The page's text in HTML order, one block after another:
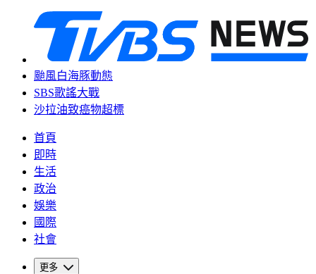
颱風白海豚動態
SBS歌謠大戰
沙拉油致癌物超標
首頁
即時
生活
政治
娛樂
國際
社會
更多